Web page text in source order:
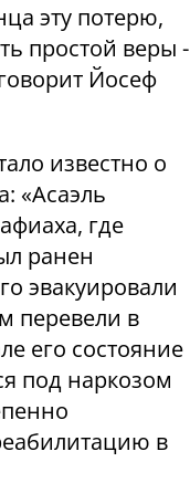
эту потерю,
простой веры -
Йосеф
известно о
«Асаэль
где
ранен
эвакуировали
перевели в
его состояние
под наркозом
в